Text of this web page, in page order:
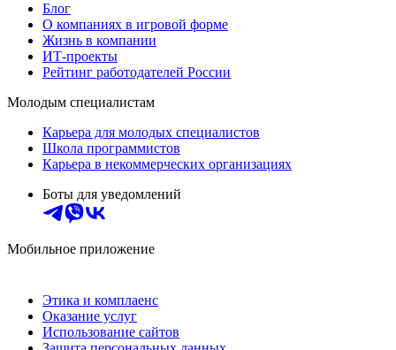
Блог
О компаниях в игровой форме
Жизнь в компании
ИТ-проекты
Рейтинг работодателей России
Молодым специалистам
Карьера для молодых специалистов
Школа программистов
Карьера в некоммерческих организациях
Боты для уведомлений
Мобильное приложение
Этика и комплаенс
Оказание услуг
Использование сайтов